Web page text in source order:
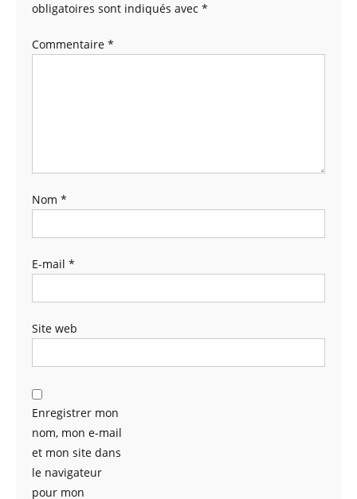
obligatoires sont indiqués avec *
Commentaire *
Nom *
E-mail *
Site web
Enregistrer mon
nom, mon e-mail
et mon site dans
le navigateur
pour mon